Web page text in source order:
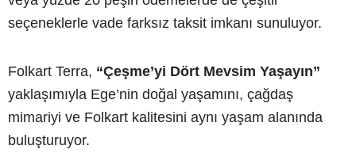
seçeneklerle vade farksız taksit imkanı sunuluyor.
Folkart Terra, “Çeşme’yi Dört Mevsim Yaşayın”
yaklaşımıyla Ege’nin doğal yaşamını, çağdaş
mimariyi ve Folkart kalitesini aynı yaşam alanında
buluşturuyor.